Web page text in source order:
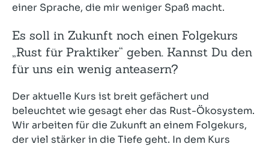
einer Sprache, die mir weniger Spaß macht.
Es soll in Zukunft noch einen Folgekurs
„Rust für Praktiker“ geben. Kannst Du den
für uns ein wenig anteasern?
Der aktuelle Kurs ist breit gefächert und
beleuchtet wie gesagt eher das Rust-Ökosystem.
Wir arbeiten für die Zukunft an einem Folgekurs,
der viel stärker in die Tiefe geht. In dem Kurs